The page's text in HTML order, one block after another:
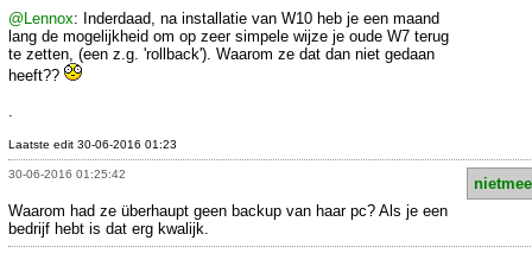
@Lennox: Inderdaad, na installatie van W10 heb je een maand
lang de mogelijkheid om op zeer simpele wijze je oude W7 terug
te zetten, (een z.g. 'rollback'). Waarom ze dat dan niet gedaan
heeft??
.
Laatste edit 30-06-2016 01:23
30-06-2016 01:25:42
Waarom had ze überhaupt geen backup van haar pc? Als je een
bedrijf hebt is dat erg kwalijk.